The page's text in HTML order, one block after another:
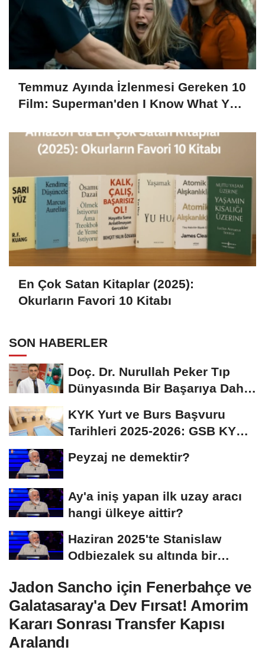
Temmuz Ayında İzlenmesi Gereken 10
Film: Superman'den I Know What You
En Çok Satan Kitaplar (2025):
Okurların Favori 10 Kitabı
SON HABERLER
Doç. Dr. Nurullah Peker Tıp
Dünyasında Bir Başarıya Daha
KYK Yurt ve Burs Başvuru
Tarihleri 2025-2026: GSB KYK
Peyzaj ne demektir?
Ay'a iniş yapan ilk uzay aracı
hangi ülkeye aittir?
Haziran 2025'te Stanislaw
Odbiezalek su altında bir
Jadon Sancho için Fenerbahçe ve
Galatasaray'a Dev Fırsat! Amorim
Kararı Sonrası Transfer Kapısı
Aralandı